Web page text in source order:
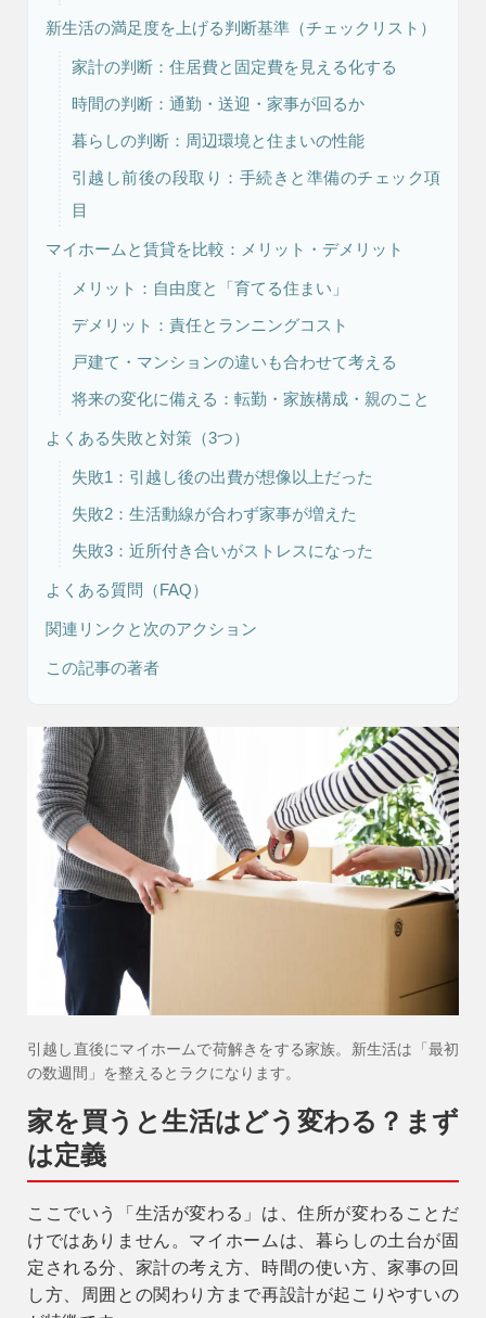
新生活の満足度を上げる判断基準（チェックリスト）
家計の判断：住居費と固定費を見える化する
時間の判断：通勤・送迎・家事が回るか
暮らしの判断：周辺環境と住まいの性能
引越し前後の段取り：手続きと準備のチェック項
目
マイホームと賃貸を比較：メリット・デメリット
メリット：自由度と「育てる住まい」
デメリット：責任とランニングコスト
戸建て・マンションの違いも合わせて考える
将来の変化に備える：転勤・家族構成・親のこと
よくある失敗と対策（3つ）
失敗1：引越し後の出費が想像以上だった
失敗2：生活動線が合わず家事が増えた
失敗3：近所付き合いがストレスになった
よくある質問（FAQ）
関連リンクと次のアクション
この記事の著者
引越し直後にマイホームで荷解きをする家族。新生活は「最初
の数週間」を整えるとラクになります。
家を買うと生活はどう変わる？まず
は定義
ここでいう「生活が変わる」は、住所が変わることだ
けではありません。マイホームは、暮らしの土台が固
定される分、 家計の考え方、時間の使い方、家事の回
し方、周囲との関わり方 まで再設計が起こりやすいの
事業用
04-2968-5522
注文住宅 リフォーム
アフターメンテナンス
注文住宅